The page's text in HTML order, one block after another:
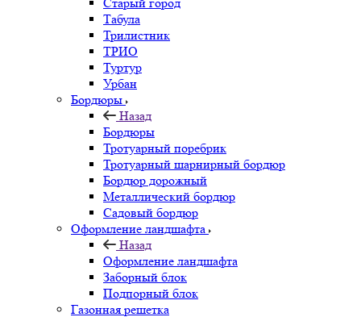
Табула
Трилистник
ТРИО
Туртур
Урбан
Бордюры
Назад
Бордюры
Тротуарный поребрик
Тротуарный шарнирный бордюр
Бордюр дорожный
Металлический бордюр
Садовый бордюр
Оформление ландшафта
Назад
Оформление ландшафта
Заборный блок
Подпорный блок
Газонная решетка